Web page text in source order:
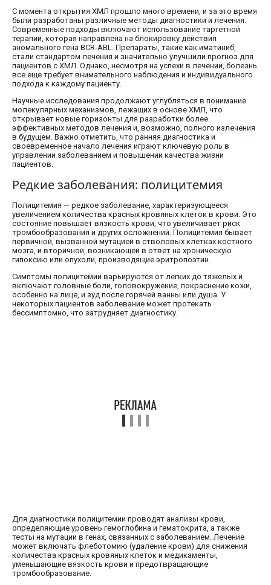
С момента открытия ХМЛ прошло много времени, и за это время
были разработаны различные методы диагностики и лечения.
Современные подходы включают использование таргетной
терапии, которая направлена на блокировку действия
аномального гена BCR-ABL. Препараты, такие как иматиниб,
стали стандартом лечения и значительно улучшили прогноз для
пациентов с ХМЛ. Однако, несмотря на успехи в лечении, болезнь
все еще требует внимательного наблюдения и индивидуального
подхода к каждому пациенту.
Научные исследования продолжают углубляться в понимание
молекулярных механизмов, лежащих в основе ХМЛ, что
открывает новые горизонты для разработки более
эффективных методов лечения и, возможно, полного излечения
в будущем. Важно отметить, что ранняя диагностика и
своевременное начало лечения играют ключевую роль в
управлении заболеванием и повышении качества жизни
пациентов.
Редкие заболевания: полицитемия
Полицитемия — редкое заболевание, характеризующееся
увеличением количества красных кровяных клеток в крови. Это
состояние повышает вязкость крови, что увеличивает риск
тромбообразования и других осложнений. Полицитемия бывает
первичной, вызванной мутацией в стволовых клетках костного
мозга, и вторичной, возникающей в ответ на хроническую
гипоксию или опухоли, производящие эритропоэтин.
Симптомы полицитемии варьируются от легких до тяжелых и
включают головные боли, головокружение, покраснение кожи,
особенно на лице, и зуд после горячей ванны или душа. У
некоторых пациентов заболевание может протекать
бессимптомно, что затрудняет диагностику.
Для диагностики полицитемии проводят анализы крови,
определяющие уровень гемоглобина и гематокрита, а также
тесты на мутации в генах, связанных с заболеванием. Лечение
может включать флеботомию (удаление крови) для снижения
количества красных кровяных клеток и медикаменты,
уменьшающие вязкость крови и предотвращающие
тромбообразование.